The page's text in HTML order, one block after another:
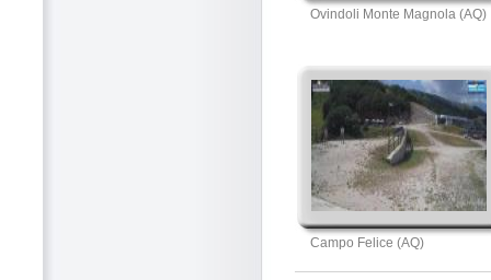
Ovindoli Monte Magnola (AQ)
Campo Felice (AQ)